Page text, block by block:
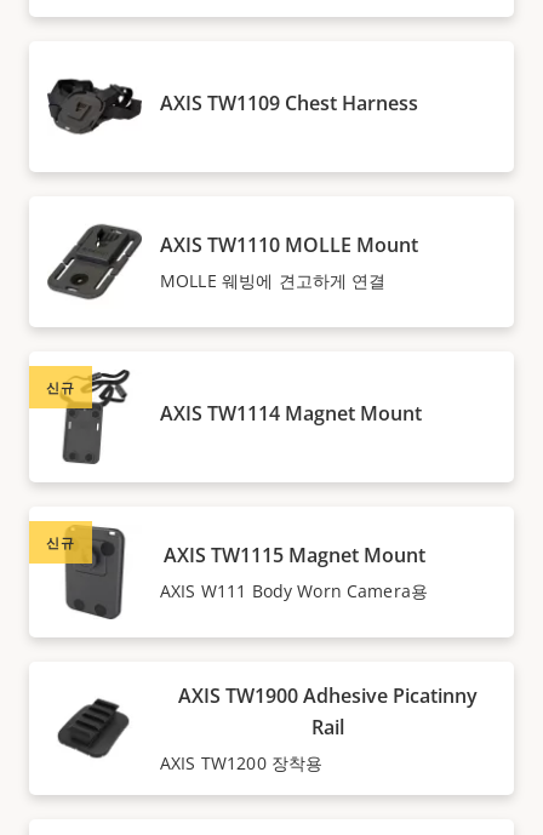
AXIS TW1109 Chest Harness
AXIS TW1110 MOLLE Mount
MOLLE 웨빙에 견고하게 연결
신규
AXIS TW1114 Magnet Mount
신규 AXIS TW1115 Magnet Mount
AXIS W111 Body Worn Camera용
AXIS TW1900 Adhesive Picatinny
Rail
AXIS TW1200 장착용